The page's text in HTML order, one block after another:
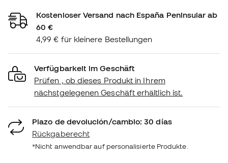
Kostenloser Versand nach España Peninsular ab
60 €
4,99 € für kleinere Bestellungen
Verfügbarkeit im Geschäft
Prüfen , ob dieses Produkt in Ihrem
nächstgelegenen Geschäft erhältlich ist.
Plazo de devolución/cambio: 30 días
Rückgaberecht
*Nicht anwendbar auf personalisierte Produkte.